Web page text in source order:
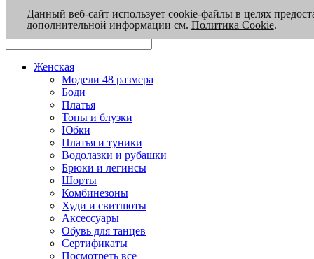
Женская
Модели 48 размера
Боди
Платья
Топы и блузки
Юбки
Платья и туники
Водолазки и рубашки
Брюки и легинсы
Шорты
Комбинезоны
Худи и свитшоты
Аксессуары
Обувь для танцев
Сертификаты
Посмотреть все
Данный веб-сайт использует cookie-файлы в целях
дополнительной информации см. Политика Cookie.